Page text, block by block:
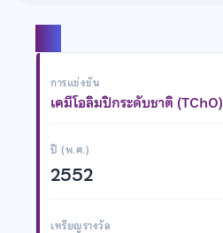
การแข่งขัน
เคมีโอลิมปิกระดับชาติ (TChO)
ปี (พ.ศ.)
2552
เหรียญรางวัล